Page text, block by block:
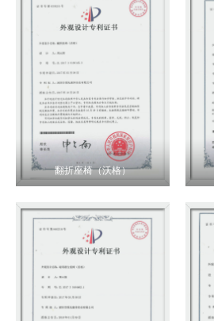
翻折座椅（沃格）